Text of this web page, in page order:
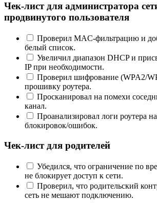
Чек‑лист для администратора
продвинутого пользователя
Проверил MAC‑фильтрацию и
белый список.
Увеличил диапазон DHCP и
IP при необходимости.
Проверил шифрование (WPA2/
прошивку роутера.
Просканировал на помехи
канал.
Проанализировал логи роутера
блокировок/ошибок.
Чек‑лист для родителей
Убедился, что ограничение по
не блокирует доступ к сети.
Проверил, что родительский
сеть не мешают подключению.